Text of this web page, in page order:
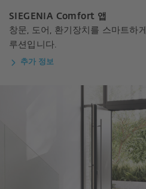
SIEGENIA Comfort 앱
창문, 도어, 환기장치를 스마트하
루션입니다.
추가 정보